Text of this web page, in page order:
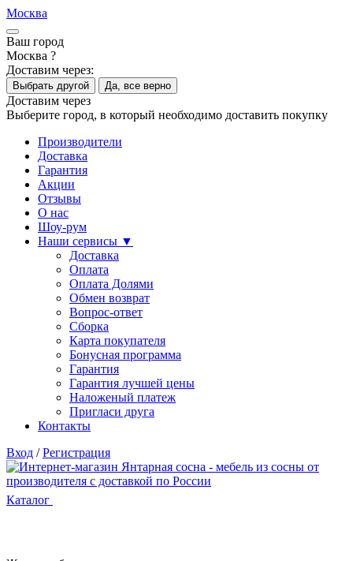
Москва
Ваш город
Москва ?
Доставим через:
Выбрать другой Да, все верно
Доставим через
Выберите город, в который необходимо доставить покупку
Производители
Доставка
Гарантия
Акции
Отзывы
О нас
Шоу-рум
Наши сервисы ▼
Доставка
Оплата
Оплата Долями
Обмен возврат
Вопрос-ответ
Сборка
Карта покупателя
Бонусная программа
Гарантия
Гарантия лучшей цены
Наложеный платеж
Пригласи друга
Контакты
Вход / Регистрация
Каталог